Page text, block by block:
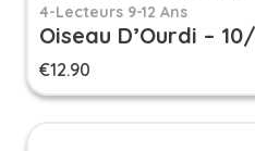
4-Lecteurs 9-12 Ans
Oiseau D’Ourdi –
€12.90